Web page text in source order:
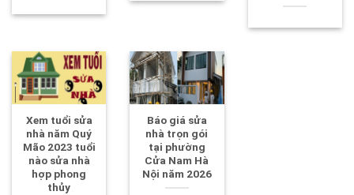
Xem tuổi sửa
nhà năm Quý
Mão 2023 tuổi
nào sửa nhà
hợp phong
thủy
Báo giá sửa
nhà trọn gói
tại phường
Cửa Nam Hà
Nội năm 2026